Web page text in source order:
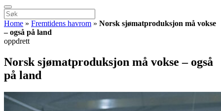
Home » Fremtidens havrom » Norsk sjømatproduksjon må vokse
– også på land
oppdrett
Norsk sjømatproduksjon må vokse – også
på land